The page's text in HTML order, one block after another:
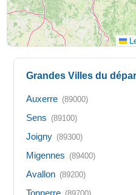
Grandes Villes du
Auxerre (89000)
Sens (89100)
Joigny (89300)
Migennes (89400)
Avallon (89200)
Tonnerre